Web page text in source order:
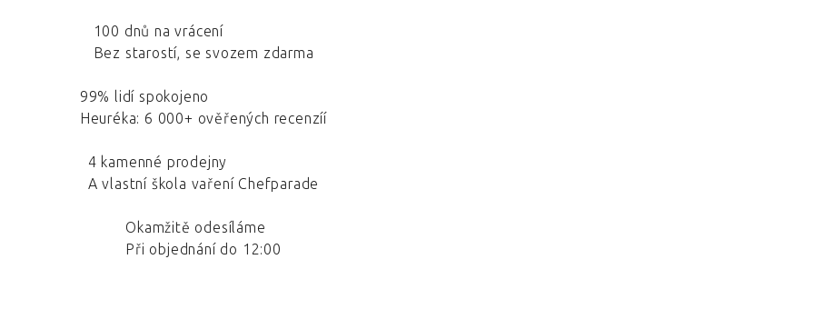
100 dnů na vrácení
Bez starostí, se svozem zdarma
99% lidí spokojeno
Heuréka: 6 000+ ověřených recenzíí
4 kamenné prodejny
A vlastní škola vaření Chefparade
Okamžitě odesíláme
Při objednání do 12:00